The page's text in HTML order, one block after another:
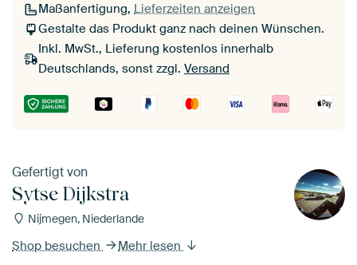
Maßanfertigung, Lieferzeiten anzeigen
Gestalte das Produkt ganz nach deinen Wünschen.
Inkl. MwSt., Lieferung kostenlos innerhalb
Deutschlands, sonst zzgl. Versand
Gefertigt von
Sytse Dijkstra
Nijmegen, Niederlande
Shop besuchen Mehr lesen